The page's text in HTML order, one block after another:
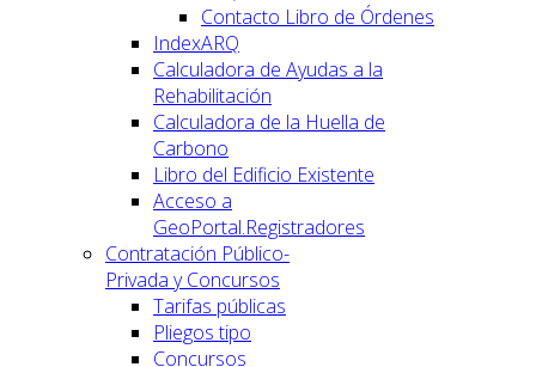
Contacto Libro de Órdenes
IndexARQ
Calculadora de Ayudas a la
Rehabilitación
Calculadora de la Huella de
Carbono
Libro del Edificio Existente
Acceso a
GeoPortal.Registradores
Contratación Público-
Privada y Concursos
Tarifas públicas
Pliegos tipo
Concursos